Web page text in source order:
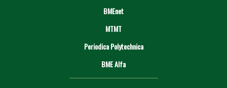
BMEnet
MTMT
Periodica Polytechnica
BME Alfa